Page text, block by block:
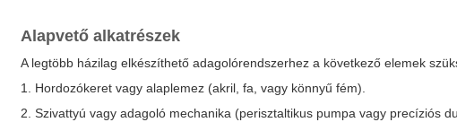
Alapvető alkatrészek
A legtöbb házilag elkészíthető adagolórendszerhez a következő elemek
1. Hordozókeret vagy alaplemez (akril, fa, vagy könnyű fém).
2. Szivattyú vagy adagoló mechanika (perisztaltikus pumpa vagy precíziós